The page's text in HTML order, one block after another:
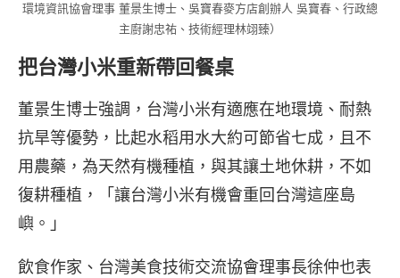
環境資訊協會理事 董景生博士、吳寶春麥方店創辦人 吳寶春、行政總
主廚謝忠祐、技術經理林翊臻）
把台灣小米重新帶回餐桌
董景生博士強調，台灣小米有適應在地環境、耐熱
抗旱等優勢，比起水稻用水大約可節省七成，且不
用農藥，為天然有機種植，與其讓土地休耕，不如
復耕種植，「讓台灣小米有機會重回台灣這座島
嶼。」
飲食作家、台灣美食技術交流協會理事長徐仲也表